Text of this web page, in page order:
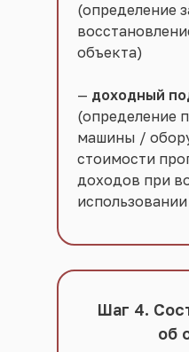
(определение
объекта)
— доходный
(определение
машины /
стоимости
доходов при
Шаг 4.
об